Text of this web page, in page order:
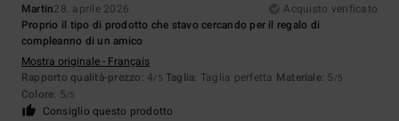
Martin28. aprile 2026
Acquisto verificato
Proprio il tipo di prodotto che stavo cercando per il regalo di
compleanno di un amico
Mostra originale - Français
Rapporto qualità-prezzo: 4/5 Taglia: Taglia perfetta Materiale: 5 /5
Colore: 5/5
Consiglio questo prodotto